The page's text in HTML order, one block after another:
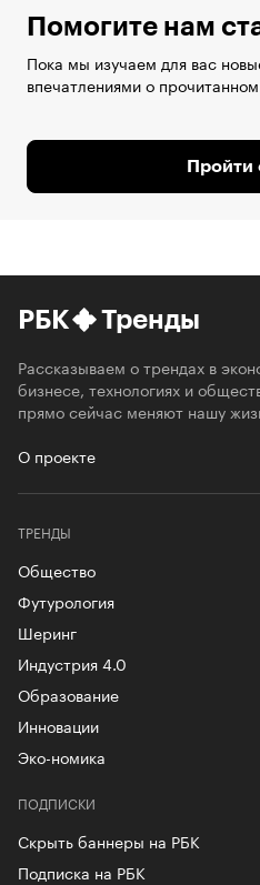
Помогите нам
Пока мы изучаем для вас
впечатлениями о прочитанном
Пройти
РБК Тренды
Рассказываем о трендах в
бизнесе, технологиях и
прямо сейчас меняют нашу
О проекте
ТРЕНДЫ
Общество
Футурология
Шеринг
Индустрия 4.0
Образование
Инновации
Эко-номика
ПОДПИСКИ
Скрыть баннеры на РБК
Подписка на РБК